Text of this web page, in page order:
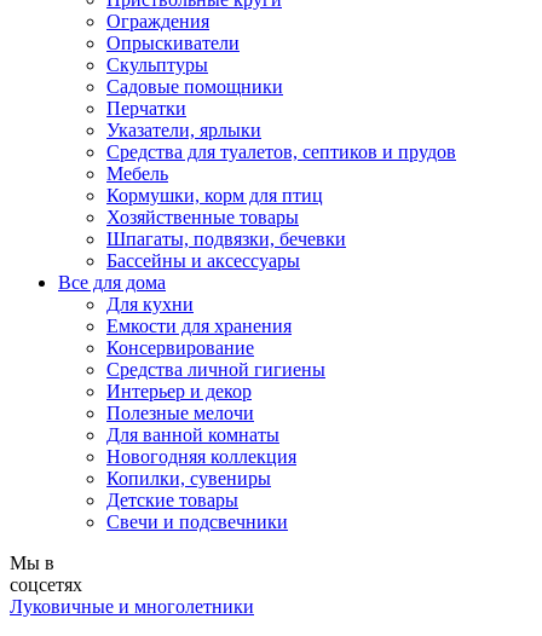
Ограждения
Опрыскиватели
Скульптуры
Садовые помощники
Перчатки
Указатели, ярлыки
Средства для туалетов, септиков и прудов
Мебель
Кормушки, корм для птиц
Хозяйственные товары
Шпагаты, подвязки, бечевки
Бассейны и аксессуары
Все для дома
Для кухни
Емкости для хранения
Консервирование
Средства личной гигиены
Интерьер и декор
Полезные мелочи
Для ванной комнаты
Новогодняя коллекция
Копилки, сувениры
Детские товары
Свечи и подсвечники
Мы в
соцсетях
Луковичные и многолетники